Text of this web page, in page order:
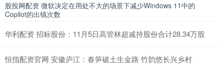
股投网配资 微软决定在用处不大的场景下减少Windows 11中的
Copilot的出镜次数
华利配资 招标股份：11月5日高管林超减持股份合计28.34万股
恒指配资官网 安徽庐江：春笋破土生金路 竹韵悠长兴乡村